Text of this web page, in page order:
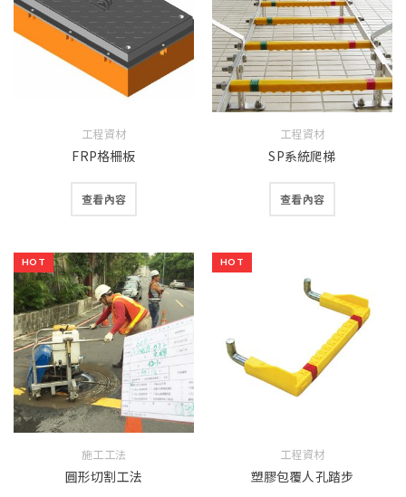
工程資材
FRP格柵板
查看內容
工程資材
SP系統爬梯
查看內容
HOT
施工工法
圓形切割工法
HOT
工程資材
塑膠包覆人孔踏步